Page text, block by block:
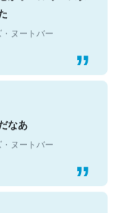
なあ